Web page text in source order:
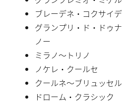
ブレーデネ・コクサイ
グランプリ・ド・ドゥ
ノー
ミラノ〜トリノ
ノケレ・クールセ
クールネ〜ブリュッセ
ドローム・クラシック